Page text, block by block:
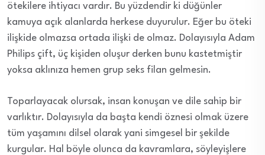
ötekilere ihtiyacı vardır. Bu yüzdendir ki düğünler
kamuya açık alanlarda herkese duyurulur. Eğer bu öteki
ilişkide olmazsa ortada ilişki de olmaz. Dolayısıyla Adam
Philips çift, üç kişiden oluşur derken bunu kastetmiştir
yoksa aklınıza hemen grup seks filan gelmesin.
Toparlayacak olursak, insan konuşan ve dile sahip bir
varlıktır. Dolayısıyla da başta kendi öznesi olmak üzere
tüm yaşamını dilsel olarak yani simgesel bir şekilde
kurgular. Hal böyle olunca da kavramlara, söyleyişlere